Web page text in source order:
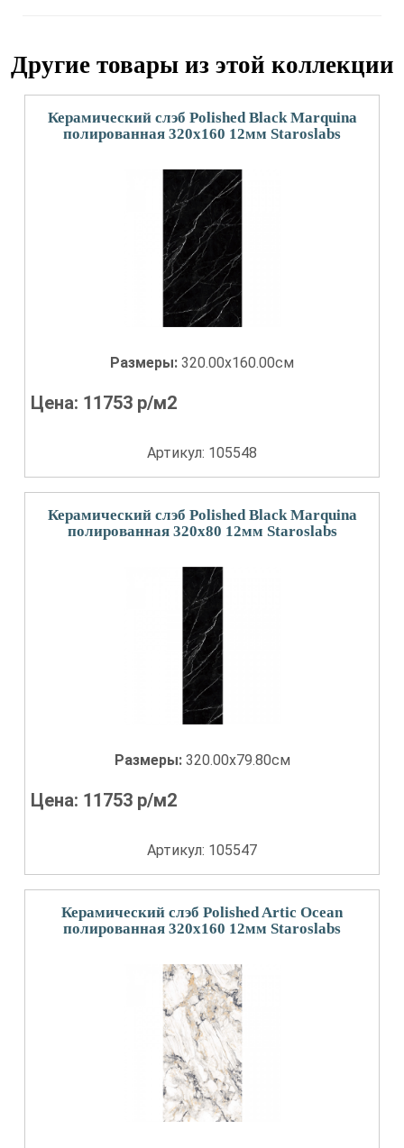
Другие товары из этой коллекции
Керамический слэб Polished Black Marquina
полированная 320x160 12мм Staroslabs
Размеры: 320.00x160.00см
Цена: 11753 р/м2
Артикул: 105548
Керамический слэб Polished Black Marquina
полированная 320x80 12мм Staroslabs
Размеры: 320.00x79.80см
Цена: 11753 р/м2
Артикул: 105547
Керамический слэб Polished Artic Ocean
полированная 320x160 12мм Staroslabs